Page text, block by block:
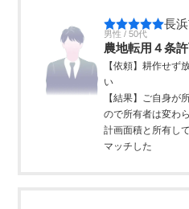
長
男性 / 50代
農地転用４条
【依頼】耕作せず
い
【結果】ご自身が
ので所有者は変わ
計画面積と所有し
マッチした